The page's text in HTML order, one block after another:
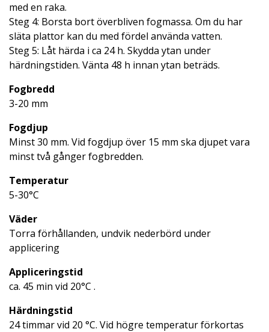
med en raka.
Steg 4: Borsta bort överbliven fogmassa. Om du har
släta plattor kan du med fördel använda vatten.
Steg 5: Låt härda i ca 24 h. Skydda ytan under
härdningstiden. Vänta 48 h innan ytan beträds.
Fogbredd
3-20 mm
Fogdjup
Minst 30 mm. Vid fogdjup över 15 mm ska djupet vara
minst två gånger fogbredden.
Temperatur
5-30°C
Väder
Torra förhållanden, undvik nederbörd under
applicering
Appliceringstid
ca. 45 min vid 20°C .
Härdningstid
24 timmar vid 20 °C. Vid högre temperatur förkortas